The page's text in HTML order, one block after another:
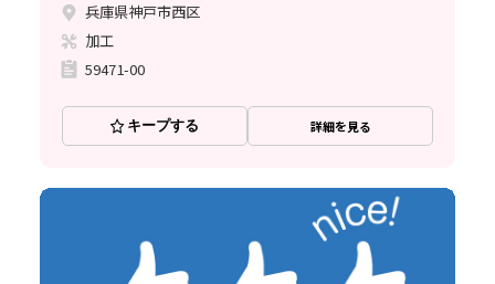
兵庫県神戸市西区
加工
59471-00
キープする 詳細を見る